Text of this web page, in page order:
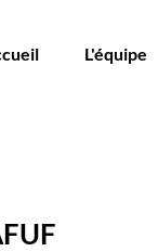
L'équipe